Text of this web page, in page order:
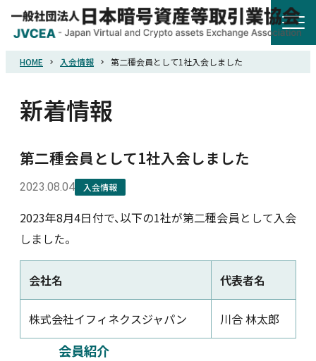
HOME
協会概要
規則・ガイドライン
詐欺関連情報
新着情報
HOME 入会情報 第二種会員として1社入会しました
新着情報
第二種会員として1社入会しました
2023.08.04 入会情報
2023年8月4日付で、以下の1社が第二種会員として入会
しました。
会社名 代表者名
株式会社イフィネクスジャパン 川合 林太郎
会員紹介